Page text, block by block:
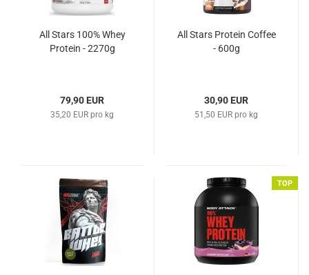
All Stars 100% Whey
Protein - 2270g
79,90 EUR
35,20 EUR pro kg
All Stars Protein Coffee
- 600g
30,90 EUR
51,50 EUR pro kg
TOP